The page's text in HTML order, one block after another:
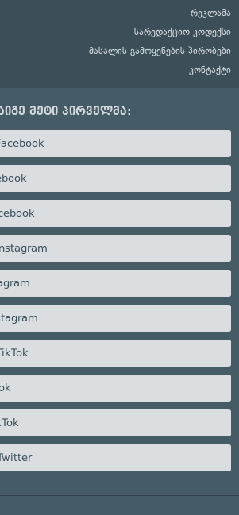
რეკლამა
სარედაქციო კოდექსი
მასალის გამოყენების პირობები
კონტაქტი
მეტი პირველმა: